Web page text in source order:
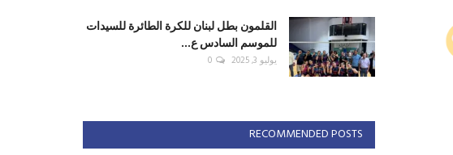
القلمون بطل لبنان للكرة الطائرة للسيدات
للموسم السادس ع...
يوليو 3, 2025 0
RECOMMENDED POSTS